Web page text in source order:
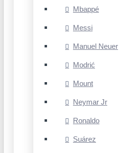
Mbappé
Messi
Manuel Neuer
Modrić
Mount
Neymar Jr
Ronaldo
Suárez